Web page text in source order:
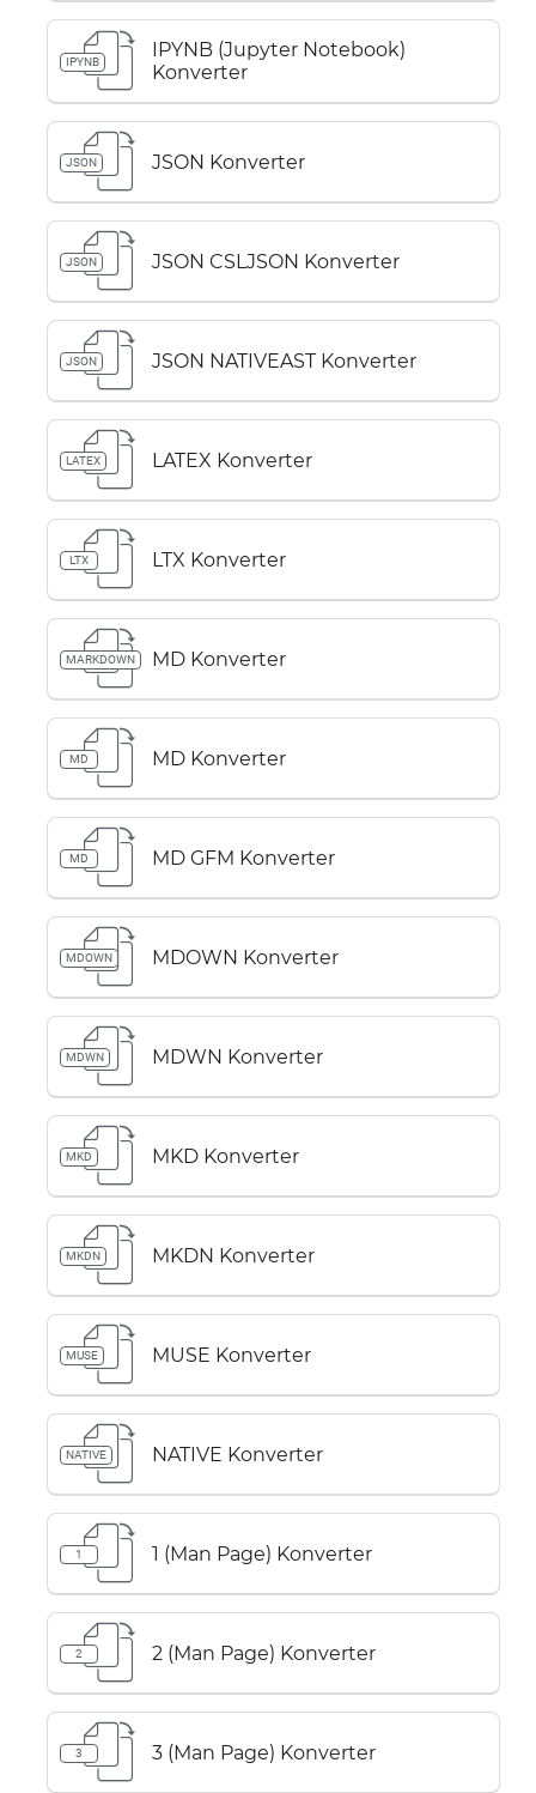
IPYNB
IPYNB (Jupyter Notebook)
Konverter
JSON JSON Konverter
JSON JSON CSLJSON Konverter
JSON JSON NATIVEAST Konverter
LATEX LATEX Konverter
LTX LTX Konverter
MARKDOWN MD Konverter
MD MD Konverter
MD MD GFM Konverter
MDOWN MDOWN Konverter
MDWN MDWN Konverter
MKD MKD Konverter
MKDN MKDN Konverter
MUSE MUSE Konverter
NATIVE NATIVE Konverter
1 1 (Man Page) Konverter
2 2 (Man Page) Konverter
3 3 (Man Page) Konverter